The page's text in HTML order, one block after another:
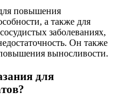
повышения
а также для
заболеваниях,
Он также
выносливости.
для